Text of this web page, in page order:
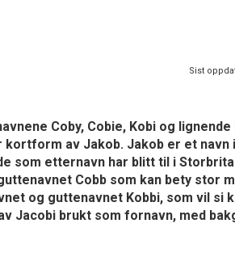
Sist
Coby, Cobie, Kobi og lignende
av Jakob. Jakob er et navn
som etternavn har blitt til i
Cobb som kan bety stor
og guttenavnet Kobbi, som vil si
Jacobi brukt som fornavn, med